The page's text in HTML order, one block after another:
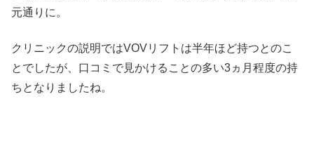
元通りに。
クリニックの説明ではVOVリフトは半年ほど持つとのこ
とでしたが、口コミで見かけることの多い3ヵ月程度の持
ちとなりましたね。